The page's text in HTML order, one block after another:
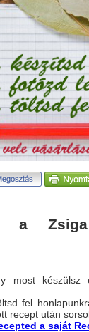
a
most készülsz
fel
recept után
a saját